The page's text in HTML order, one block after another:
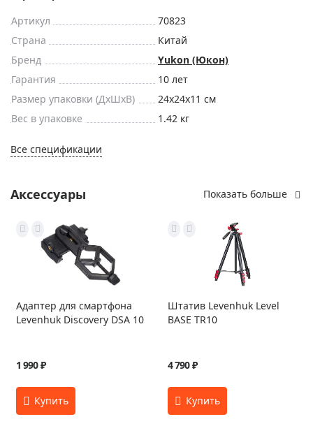
Артикул
70823
Страна
Китай
Бренд
Yukon (Юкон)
Гарантия
10 лет
Размер упаковки (ДxШxВ)
24x24x11 см
Вес в упаковке
1.42 кг
Все спецификации
Аксессуары Показать больше
Адаптер для смартфона
Levenhuk Discovery DSA 10
1 990 ₽
Штатив Levenhuk Level
BASE TR10
4 790 ₽